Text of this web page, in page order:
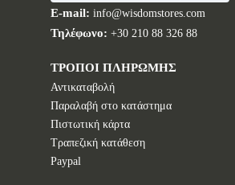
E-mail: info@wisdomstores.com
Τηλέφωνο: +30 210 88 326 88
ΤΡΟΠΟΙ ΠΛΗΡΩΜΗΣ
Αντικαταβολή
Παραλαβή στο κατάστημα
Πιστωτική κάρτα
Τραπεζική κατάθεση
Paypal